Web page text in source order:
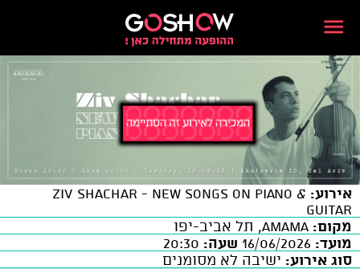
אירוע: ZIV SHACHAR - New Songs on Piano &
Guitar
מקום:
מועד:
שעה:
סוג אירוע: ישיבה לא מסומנים